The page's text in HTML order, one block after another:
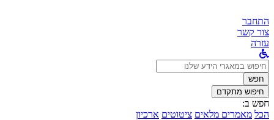
התחבר
צור קשר
עזרה
לחפש
ב:חפש
חיפוש מתקדם
חפש ב:
הכל מאמרים מלאים ציטוטים ארכיון